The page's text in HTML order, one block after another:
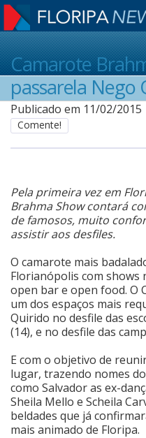
Home
Notícias
Colunistas
Classificados
Guia de Serviços
Anuncie
Cinema
Agenda Cultural
Anuncie
Camarote
passarela Nego
Publicado em 11/02/2015
Comente!
Pela primeira vez em
Brahma Show contará
de famosos, muito
assistir aos desfiles.
O camarote mais
Florianópolis com shows
open bar e open food. O
um dos espaços mais
Quirido no desfile das
(14), e no desfile das
E com o objetivo de
lugar, trazendo nomes
como Salvador as ex-
Sheila Mello e Scheila
beldades que já
mais animado de Floripa.